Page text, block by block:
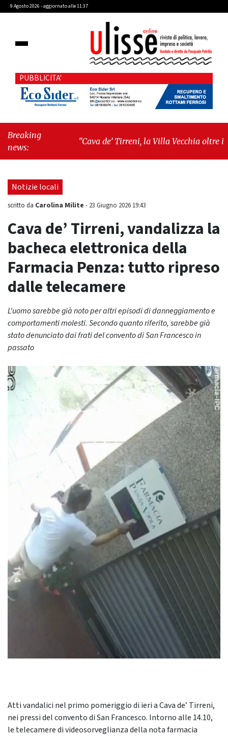
9 Agosto 2026 - aggiornato alle 11:37
PUBBLICITA'
Breaking
news:
"Cava de’ Tirreni, la Villa Vecchia oltre i
seduta consiliare: “Serve chiarezza!”"
Notizie locali
scritto da Carolina Milite - 23 Giugno 2026 19:43
Cava de’ Tirreni, vandalizza la
bacheca elettronica della
Farmacia Penza: tutto ripreso
dalle telecamere
L'uomo sarebbe già noto per altri episodi di danneggiamento e
comportamenti molesti. Secondo quanto riferito, sarebbe già
stato denunciato dai frati del convento di San Francesco in
passato
Atti vandalici nel primo pomeriggio di ieri a Cava de’ Tirreni,
nei pressi del convento di San Francesco. Intorno alle 14.10,
le telecamere di videosorveglianza della nota farmacia